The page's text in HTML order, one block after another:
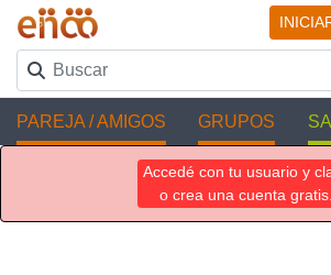
PAREJA / AMIGOS GRUPOS
Accedé con tu usuario y
o crea una cuenta gratis.